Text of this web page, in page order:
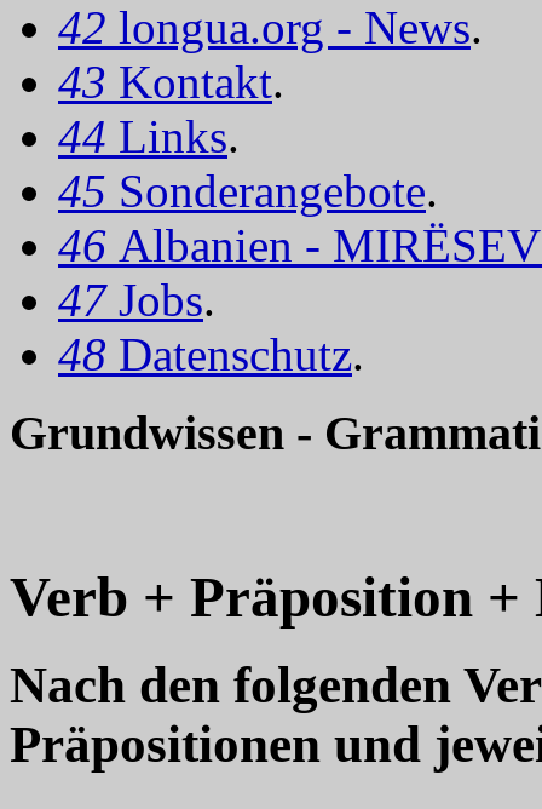
42 longua.org - News.
43 Kontakt.
44 Links.
45 Sonderangebote.
46 Albanien -
47 Jobs.
48 Datenschutz.
Grundwissen -
Verb + Präposition +
Nach den folgenden
Präpositionen und